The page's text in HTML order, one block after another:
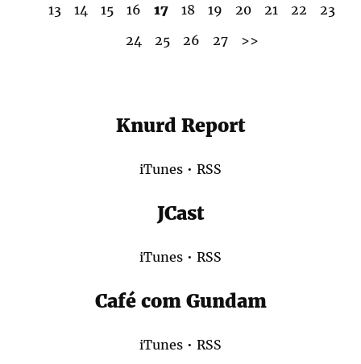
13
14 15 16 17 18 19 20 21 22
23
24
25 26 27 >>
Knurd Report
iTunes • RSS
JCast
iTunes • RSS
Café com Gundam
iTunes • RSS